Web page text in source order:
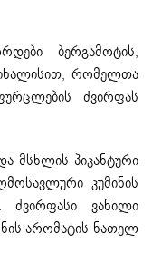
ბერგამოტის,
რომელთა
ძვირფას
მსხლის პიკანტური
კუმინის
ძვირფასი ვანილი
არომატის ნათელ